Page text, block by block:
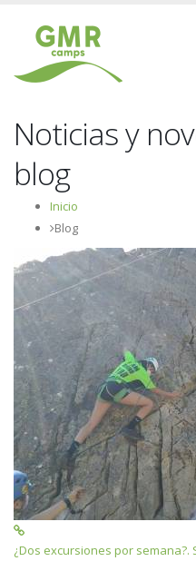
Noticias y
blog
Inicio
Blog
¿Dos excursiones por semana?.